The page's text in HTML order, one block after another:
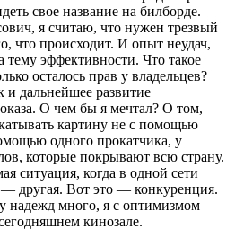
свое название на билборде.
я считаю, что нужен трезвый
что происходит. И опыт неудач,
тему эффективности. Что такое
осталось прав у владельцев?
и дальнейшее развитие
О чем бы я мечтал? О том,
картину не с помощью
одного прокатчика, у
которые покрывают всю страну.
ситуация, когда в одной сети
— другая. Вот это — конкуренция.
надежд много, я с оптимизмом
кинозале.